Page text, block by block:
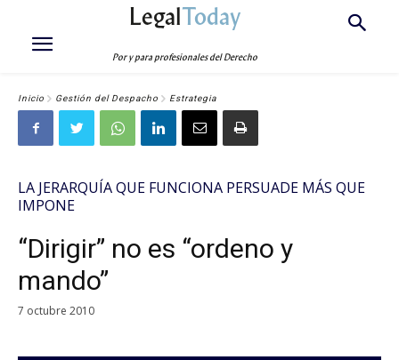
LegalToday
Por y para profesionales del Derecho
Inicio Gestión del Despacho Estrategia
LA JERARQUÍA QUE FUNCIONA PERSUADE MÁS QUE
IMPONE
“Dirigir” no es “ordeno y
mando”
7 octubre 2010